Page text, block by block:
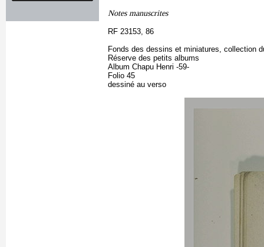
Notes manuscrites
RF 23153, 86
Fonds des dessins et miniatures, collection
Réserve des petits albums
Album Chapu Henri -59-
Folio 45
dessiné au verso